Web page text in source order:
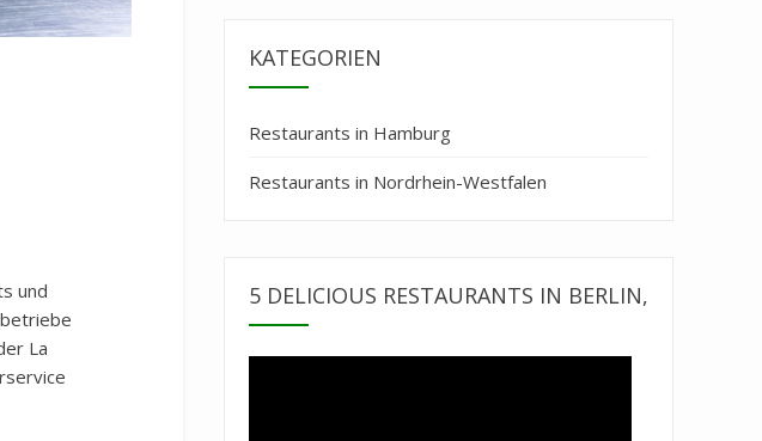
und
La
KATEGORIEN
Restaurants in Hamburg
Restaurants in Nordrhein-Westfalen
5 DELICIOUS RESTAURANTS IN BERLIN,